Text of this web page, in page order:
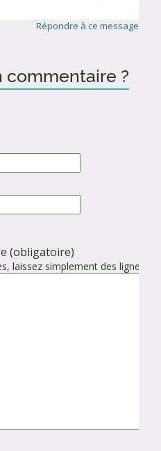
Répondre à ce message
commentaire ?
(obligatoire)
laissez simplement des lignes